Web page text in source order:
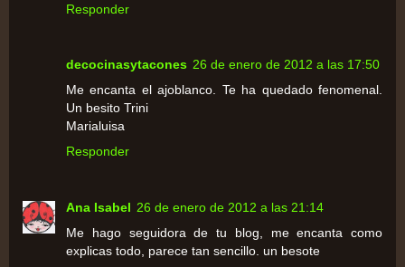
Responder
decocinasytacones 26 de enero de 2012 a las 17:50
Me encanta el ajoblanco. Te ha quedado fenomenal.
Un besito Trini
Marialuisa
Responder
Ana Isabel 26 de enero de 2012 a las 21:14
Me hago seguidora de tu blog, me encanta como
explicas todo, parece tan sencillo. un besote